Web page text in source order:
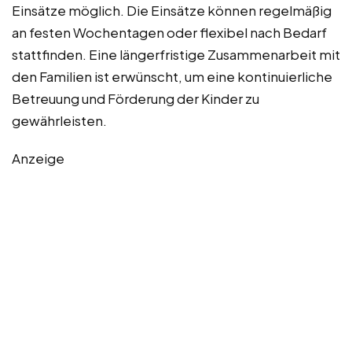
Einsätze möglich. Die Einsätze können regelmäßig
an festen Wochentagen oder flexibel nach Bedarf
stattfinden. Eine längerfristige Zusammenarbeit mit
den Familien ist erwünscht, um eine kontinuierliche
Betreuung und Förderung der Kinder zu
gewährleisten.
Anzeige